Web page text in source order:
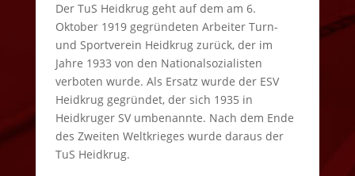
Der TuS Heidkrug geht auf dem am 6.
Oktober 1919 gegründeten Arbeiter Turn-
und Sportverein Heidkrug zurück, der im
Jahre 1933 von den Nationalsozialisten
verboten wurde. Als Ersatz wurde der ESV
Heidkrug gegründet, der sich 1935 in
Heidkruger SV umbenannte. Nach dem Ende
des Zweiten Weltkrieges wurde daraus der
TuS Heidkrug.